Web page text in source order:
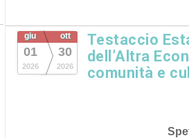
giu
01
2026
ott
30
2026
Testaccio
dell’Altra
comunità e